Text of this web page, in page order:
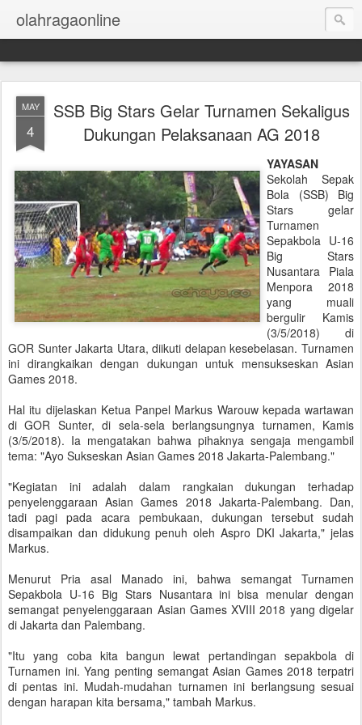
olahragaonline
MAY
4
SSB Big Stars Gelar Turnamen Sekaligus
Dukungan Pelaksanaan AG 2018
YAYASAN
Sekolah Sepak
Bola (SSB) Big
Stars gelar
Turnamen
Sepakbola U-16
Big Stars
Nusantara Piala
Menpora 2018
yang muali
bergulir Kamis
(3/5/2018) di
GOR Sunter Jakarta Utara, diikuti delapan kesebelasan. Turnamen
ini dirangkaikan dengan dukungan untuk mensukseskan Asian
Games 2018.
Hal itu dijelaskan Ketua Panpel Markus Warouw kepada wartawan
di GOR Sunter, di sela-sela berlangsungnya turnamen, Kamis
(3/5/2018). Ia mengatakan bahwa pihaknya sengaja mengambil
tema: "Ayo Sukseskan Asian Games 2018 Jakarta-Palembang."
"Kegiatan ini adalah dalam rangkaian dukungan terhadap
penyelenggaraan Asian Games 2018 Jakarta-Palembang. Dan,
tadi pagi pada acara pembukaan, dukungan tersebut sudah
disampaikan dan didukung penuh oleh Aspro DKI Jakarta," jelas
Markus.
Menurut Pria asal Manado ini, bahwa semangat Turnamen
Sepakbola U-16 Big Stars Nusantara ini bisa menular dengan
semangat penyelenggaraan Asian Games XVIII 2018 yang digelar
di Jakarta dan Palembang.
"Itu yang coba kita bangun lewat pertandingan sepakbola di
Turnamen ini. Yang penting semangat Asian Games 2018 terpatri
di pentas ini. Mudah-mudahan turnamen ini berlangsung sesuai
dengan harapan kita bersama," tambah Markus.